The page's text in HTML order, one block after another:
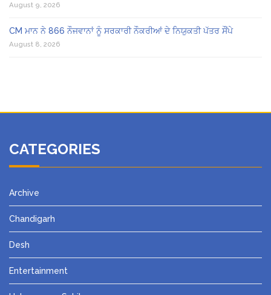
August 9, 2026
CM ਮਾਨ ਨੇ 866 ਨੌਜਵਾਨਾਂ ਨੂੰ ਸਰਕਾਰੀ ਨੌਕਰੀਆਂ ਦੇ ਨਿਯੁਕਤੀ ਪੱਤਰ ਸੌਂਪੇ
August 8, 2026
CATEGORIES
Archive
Chandigarh
Desh
Entertainment